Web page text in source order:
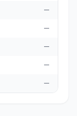
—
—
—
—
—